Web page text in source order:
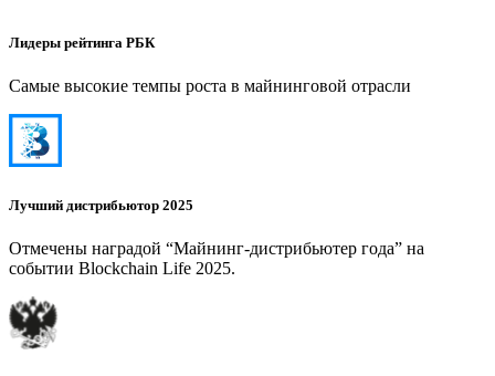
Лидеры рейтинга РБК
Самые высокие темпы роста в майнинговой отрасли
Лучший дистрибьютор 2025
Отмечены наградой “Майнинг-дистрибьютер года” на
событии Blockchain Life 2025.